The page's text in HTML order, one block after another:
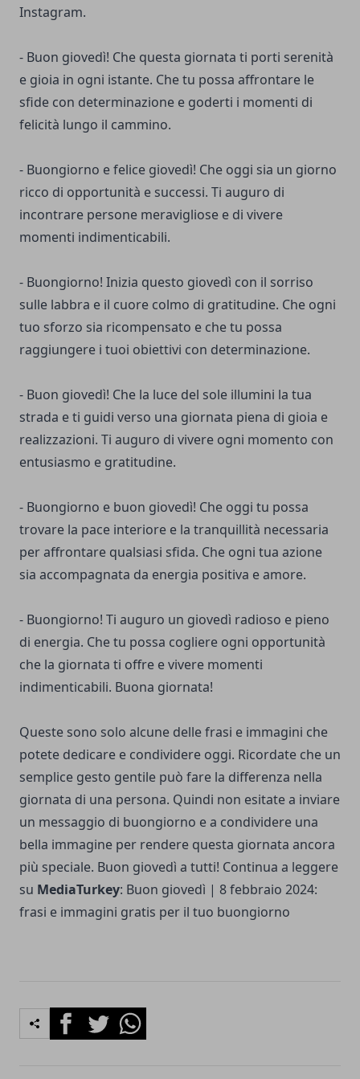
Instagram.
- Buon giovedì! Che questa giornata ti porti serenità
e gioia in ogni istante. Che tu possa affrontare le
sfide con determinazione e goderti i momenti di
felicità lungo il cammino.
- Buongiorno e felice giovedì! Che oggi sia un giorno
ricco di opportunità e successi. Ti auguro di
incontrare persone meravigliose e di vivere
momenti indimenticabili.
- Buongiorno! Inizia questo giovedì con il sorriso
sulle labbra e il cuore colmo di gratitudine. Che ogni
tuo sforzo sia ricompensato e che tu possa
raggiungere i tuoi obiettivi con determinazione.
- Buon giovedì! Che la luce del sole illumini la tua
strada e ti guidi verso una giornata piena di gioia e
realizzazioni. Ti auguro di vivere ogni momento con
entusiasmo e gratitudine.
- Buongiorno e buon giovedì! Che oggi tu possa
trovare la pace interiore e la tranquillità necessaria
per affrontare qualsiasi sfida. Che ogni tua azione
sia accompagnata da energia positiva e amore.
- Buongiorno! Ti auguro un giovedì radioso e pieno
di energia. Che tu possa cogliere ogni opportunità
che la giornata ti offre e vivere momenti
indimenticabili. Buona giornata!
Queste sono solo alcune delle frasi e immagini che
potete dedicare e condividere oggi. Ricordate che un
semplice gesto gentile può fare la differenza nella
giornata di una persona. Quindi non esitate a inviare
un messaggio di buongiorno e a condividere una
bella immagine per rendere questa giornata ancora
più speciale. Buon giovedì a tutti! Continua a leggere
su MediaTurkey: Buon giovedì | 8 febbraio 2024:
frasi e immagini gratis per il tuo buongiorno
FacebookTwitterWhatsapp